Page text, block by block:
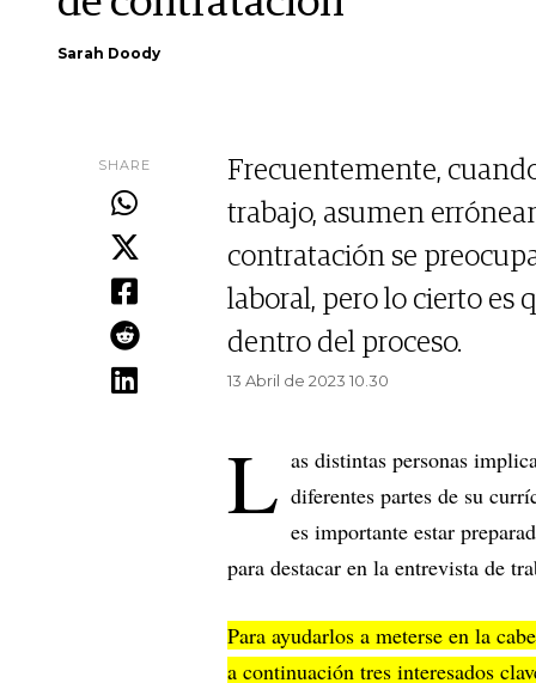
Sarah Doody
SHARE
Frecuentemente,
trabajo, asumen
contratación se
laboral, pero lo cierto es
dentro del proceso.
13 Abril de 2023 10.30
L as distintas personas
diferentes partes de su
es importante estar
para destacar en la entrevista de
Para ayudarlos a meterse en la
a continuación tres interesados